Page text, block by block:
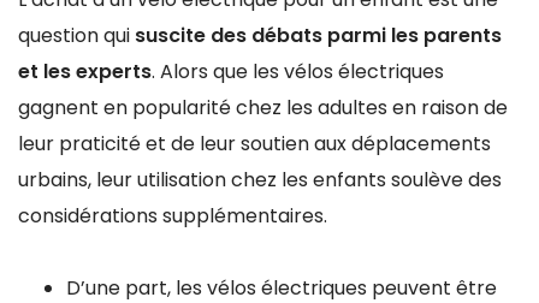
question qui suscite des débats parmi les parents
et les experts. Alors que les vélos électriques
gagnent en popularité chez les adultes en raison de
leur praticité et de leur soutien aux déplacements
urbains, leur utilisation chez les enfants soulève des
considérations supplémentaires.
D’une part, les vélos électriques peuvent être